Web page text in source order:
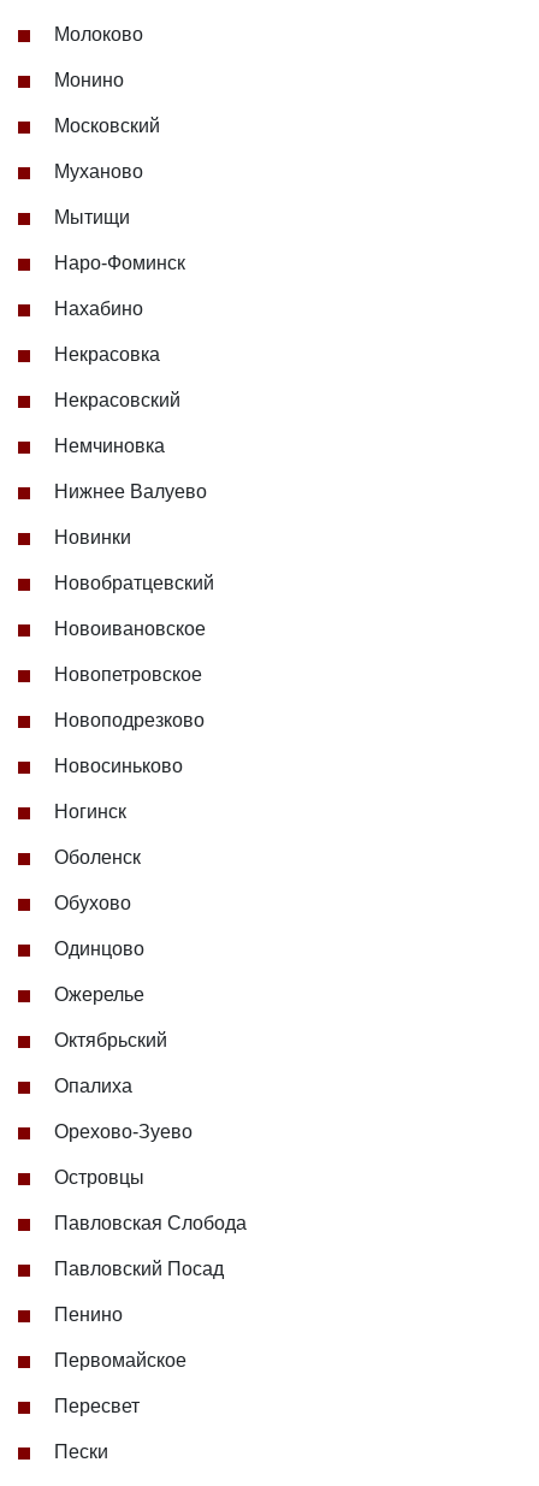
Молоково
Монино
Московский
Муханово
Мытищи
Наро-Фоминск
Нахабино
Некрасовка
Некрасовский
Немчиновка
Нижнее Валуево
Новинки
Новобратцевский
Новоивановское
Новопетровское
Новоподрезково
Новосиньково
Ногинск
Оболенск
Обухово
Одинцово
Ожерелье
Октябрьский
Опалиха
Орехово-Зуево
Островцы
Павловская Слобода
Павловский Посад
Пенино
Первомайское
Пересвет
Пески